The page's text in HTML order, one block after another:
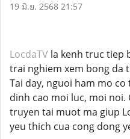
19 มิ.ย. 2568 21:57
LocdaTV la kenh truc tiep
trai nghiem xem bong da
Tai day, nguoi ham mo
dinh cao moi luc, moi
truyen tai muot ma giup
yeu thich cua cong dong